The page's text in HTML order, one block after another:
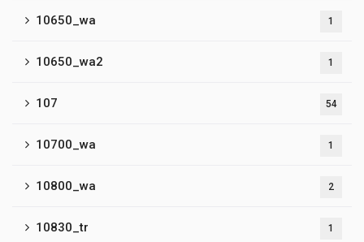
10650_wa 1
10650_wa2 1
107 54
10700_wa 1
10800_wa 2
10830_tr 1